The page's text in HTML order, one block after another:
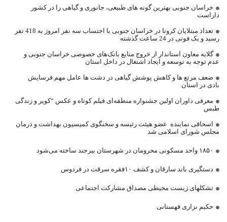
خراسان جنوبی بهترین گونه های طبیعی، جانوری و گیاهی را در کشور
داراست
تعداد مبتلایان کرونا در خراسان جنوبی با احتساب سه نفر امروز به 418 نفر
رسید و یک فوتی در 24 ساعت گذشته
گلایه معاون استاندار از خروج منابع بانک‌های خصوصی خراسان جنوبی و
عدم توجه به توسعه و ایجاد اشتغال در داخل استان
ضعف مرتع ها و کاهش پوشش گیاهی در دشت ها عامل مهم فرسایش
بادی در استان
معرفی داوران اولین جشنواره منطقه‌ای فیلم کوتاه و عکس “کویر و زندگی
طبس
اسحاقی نماینده عضو هیئت رئیسه و سخنگوی کمیسیون بهداشت و درمان
مجلس شورای اسلامی شد
۱۸۵۰ واحد مسکونی محرومان در شهرستان بیرجند ساخته می‌شود
دستگیری باند سارقان و کشف ۱۰فقره سرقت در فردوس
تشکلهای زیست محیطی مصداق مشارکت اجتماعی
حکیم نزاری قهستانی